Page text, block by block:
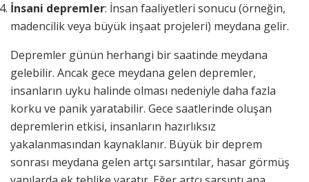
İnsani depremler: İnsan faaliyetleri sonucu (örneğin,
madencilik veya büyük inşaat projeleri) meydana gelir.
Depremler günün herhangi bir saatinde meydana
gelebilir. Ancak gece meydana gelen depremler,
insanların uyku halinde olması nedeniyle daha fazla
korku ve panik yaratabilir. Gece saatlerinde oluşan
depremlerin etkisi, insanların hazırlıksız
yakalanmasından kaynaklanır. Büyük bir deprem
sonrası meydana gelen artçı sarsıntılar, hasar görmüş